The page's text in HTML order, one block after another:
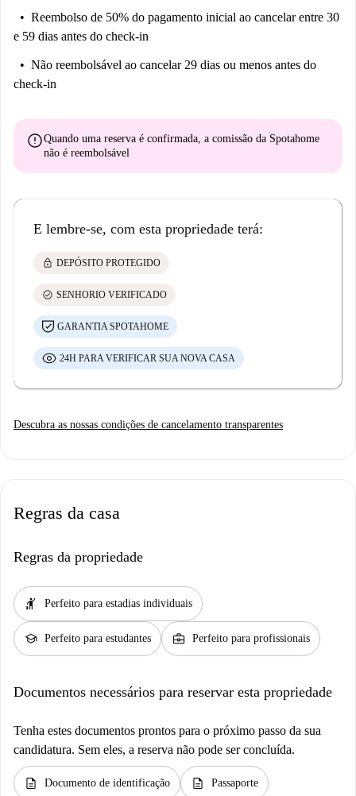
Reembolso de 50% do pagamento inicial ao cancelar entre 30
e 59 dias antes do check-in
Não reembolsável ao cancelar 29 dias ou menos antes do
check-in
errorQuando uma reserva é confirmada, a comissão da Spotahome
não é reembolsável
E lembre-se, com esta propriedade terá:
lock DEPÓSITO PROTEGIDO
check_circle SENHORIO VERIFICADO
GARANTIA SPOTAHOME
24H PARA VERIFICAR SUA NOVA CASA
Descubra as nossas condições de cancelamento transparentes
Regras da casa
Regras da propriedade
hail Perfeito para estadias individuais
school Perfeito para estudantes business_center Perfeito para profissionais
Documentos necessários para reservar esta propriedade
Tenha estes documentos prontos para o próximo passo da sua
candidatura. Sem eles, a reserva não pode ser concluída.
description Documento de identificação description Passaporte